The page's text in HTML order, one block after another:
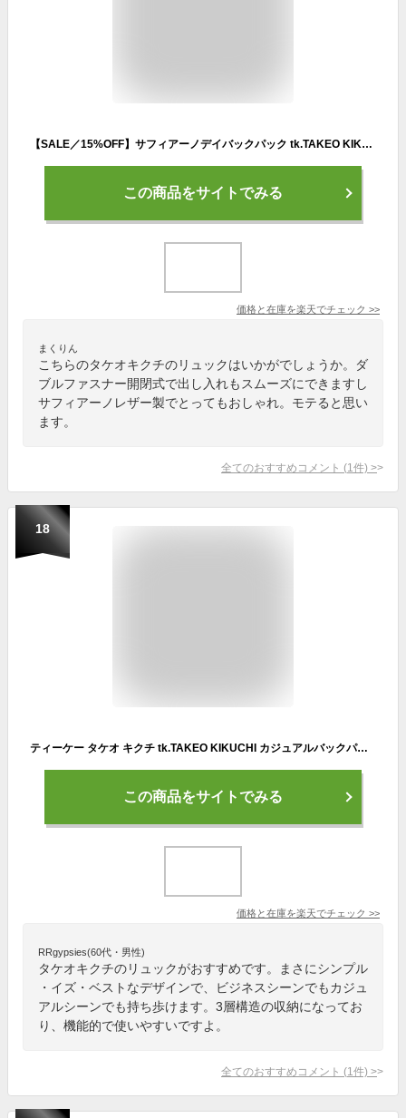
【SALE／15%OFF】サフィアーノデイバックパック tk.TAKEO KIKUCHI ティーケータケオキクチ バッグ リュック・バックパック ブルー ブラック【RBA_E】【送料無料】[Rakuten Fashion]
この商品をサイトでみる
価格と在庫を楽天でチェック >>
まくりん
こちらのタケオキクチのリュックはいかがでしょうか。ダ
ブルファスナー開閉式で出し入れもスムーズにできますし
サフィアーノレザー製でとってもおしゃれ。モテると思い
ます。
全てのおすすめコメント (1 件) >
18
ティーケー タケオ キクチ tk.TAKEO KIKUCHI カジュアルバックパック （ブラック(019)）
この商品をサイトでみる
価格と在庫を楽天でチェック >>
RRgypsies(60代・男性)
タケオキクチのリュックがおすすめです。まさにシンプル
・イズ・ベストなデザインで、ビジネスシーンでもカジュ
アルシーンでも持ち歩けます。3層構造の収納になってお
り、機能的で使いやすいですよ。
全てのおすすめコメント (1 件) >